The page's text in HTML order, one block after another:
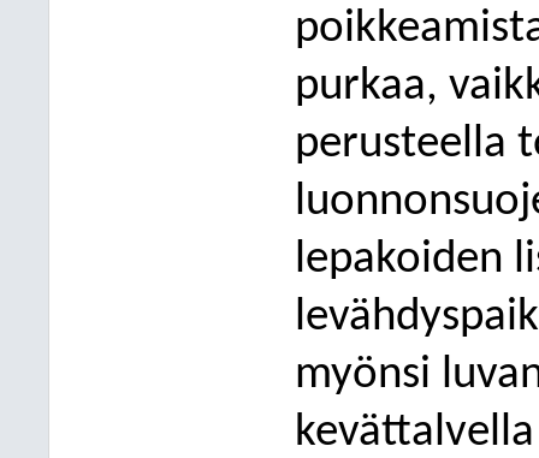
purkaa,
perusteella
lepakoiden
myönsi